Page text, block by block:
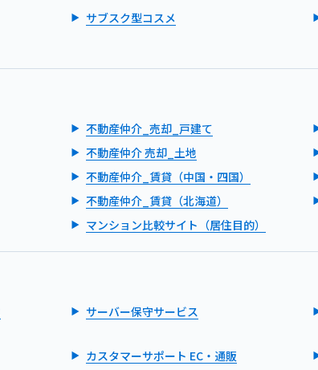
サブスク型コスメ
不動産仲介_売却_戸建て
不動産仲介 売却_土地
不動産仲介_賃貸（中国・四国）
不動産仲介_賃貸（北海道）
マンション比較サイト（居住目的）
サーバー保守サービス
カスタマーサポート EC・通販